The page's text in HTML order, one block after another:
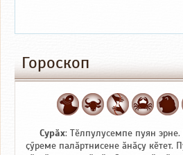
Гороскоп
Сурӑх: Тӗлпулусемпе пуян эрне.
ҫӳреме палӑртнисене ӑнӑҫу кӗтет.